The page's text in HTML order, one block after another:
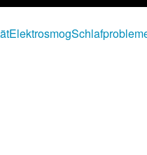
Elektrosmog